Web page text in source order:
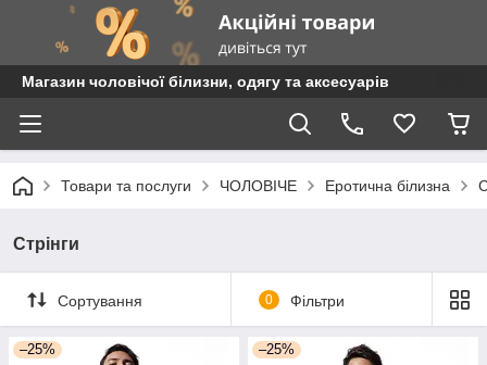
Магазин чоловічої білизни, одягу та аксесуарів
Товари та послуги ЧОЛОВІЧЕ Еротична білизна
Стрінги
Сортування 0 Фільтри
–25% –25%